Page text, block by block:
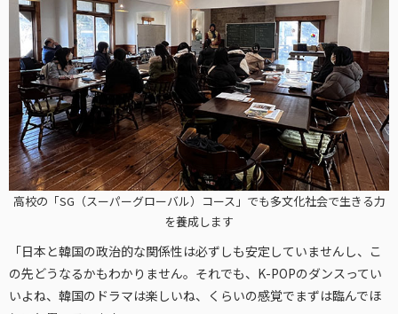
高校の「SG（スーパーグローバル）コース」でも多文化社会で生きる力
を養成します
「日本と韓国の政治的な関係性は必ずしも安定していませんし、こ
の先どうなるかもわかりません。それでも、K-POPのダンスってい
いよね、韓国のドラマは楽しいね、くらいの感覚でまずは臨んでほ